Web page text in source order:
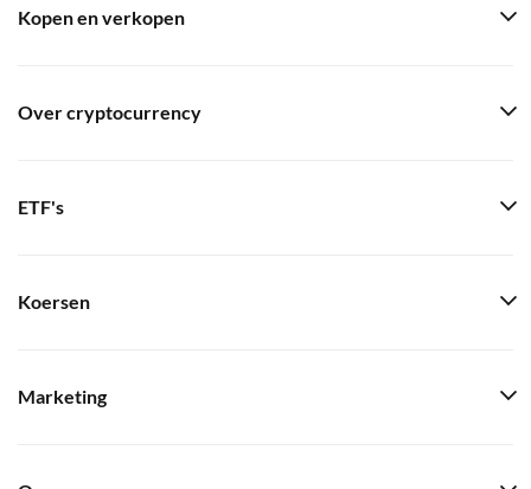
Kopen en verkopen
Over cryptocurrency
ETF's
Koersen
Marketing